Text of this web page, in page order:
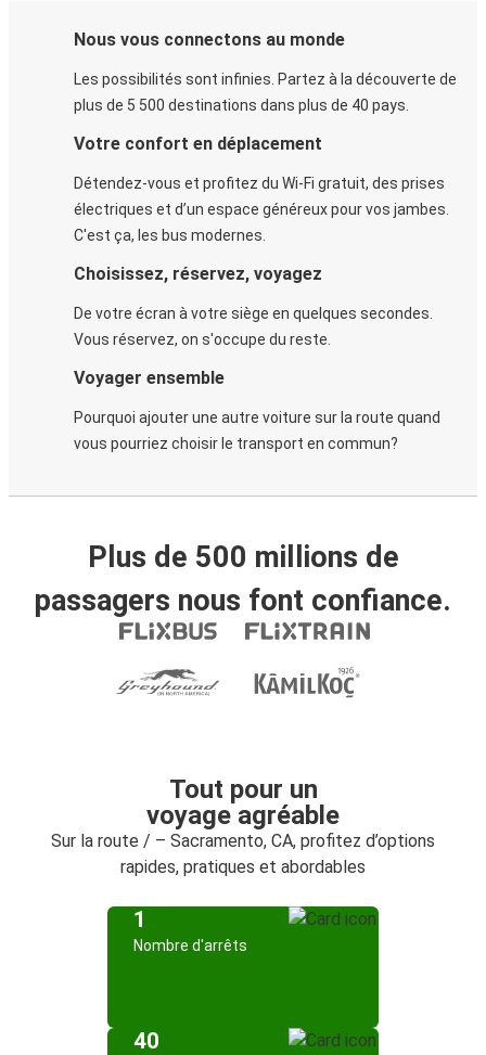
Nous vous connectons au monde
Les possibilités sont infinies. Partez à la découverte de
plus de 5 500 destinations dans plus de 40 pays.
Votre confort en déplacement
Détendez-vous et profitez du Wi-Fi gratuit, des prises
électriques et d’un espace généreux pour vos jambes.
C'est ça, les bus modernes.
Choisissez, réservez, voyagez
De votre écran à votre siège en quelques secondes.
Vous réservez, on s'occupe du reste.
Voyager ensemble
Pourquoi ajouter une autre voiture sur la route quand
vous pourriez choisir le transport en commun?
Plus de 500 millions de
passagers nous font confiance.
Tout pour un
voyage agréable
Sur la route / – Sacramento, CA, profitez d’options
rapides, pratiques et abordables
1
Nombre d'arrêts
40